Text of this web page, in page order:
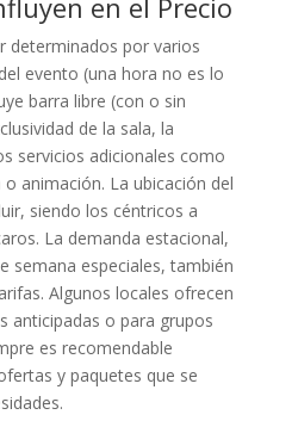
en el Precio
determinados por varios
evento (una hora no es lo
barra libre (con o sin
de la sala, la
servicios adicionales como
animación. La ubicación del
siendo los céntricos a
La demanda estacional,
semana especiales, también
Algunos locales ofrecen
anticipadas o para grupos
es recomendable
y paquetes que se